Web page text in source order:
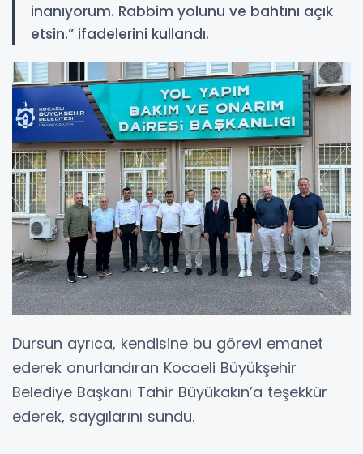
inanıyorum. Rabbim yolunu ve bahtını açık
etsin.” ifadelerini kullandı.
Dursun ayrıca, kendisine bu görevi emanet
ederek onurlandıran Kocaeli Büyükşehir
Belediye Başkanı Tahir Büyükakın’a teşekkür
ederek, saygılarını sundu.